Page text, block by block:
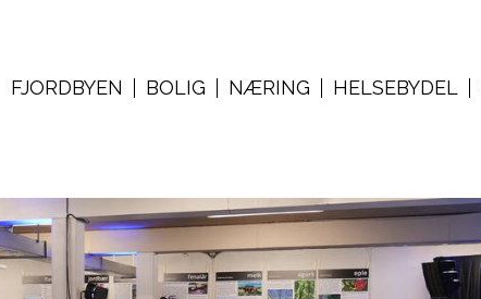
FJORDBYEN BOLIG NÆRING HELSEBYDEL